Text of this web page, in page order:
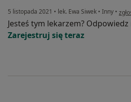
5 listopada 2021 • lek. Ewa Siwek • Inny • w
Jesteś tym lekarzem?
Zarejestruj się teraz